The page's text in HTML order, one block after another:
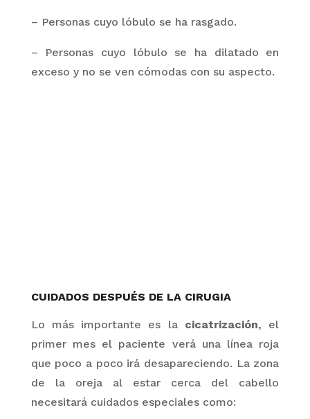
– Personas cuyo lóbulo se ha rasgado.
– Personas cuyo lóbulo se ha dilatado en
exceso y no se ven cómodas con su aspecto.
CUIDADOS DESPUÉS DE LA CIRUGIA
Lo más importante es la cicatrización, el
primer mes el paciente verá una línea roja
que poco a poco irá desapareciendo. La zona
de la oreja al estar cerca del cabello
necesitará cuidados especiales como: